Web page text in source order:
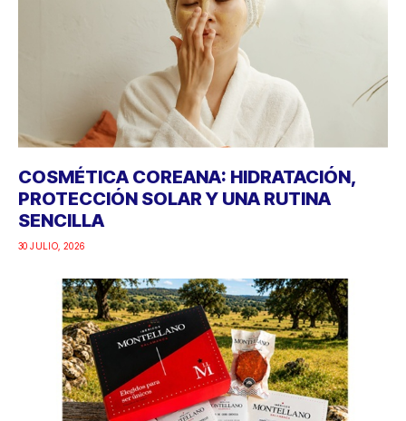
COSMÉTICA COREANA: HIDRATACIÓN,
PROTECCIÓN SOLAR Y UNA RUTINA
SENCILLA
30 JULIO, 2026